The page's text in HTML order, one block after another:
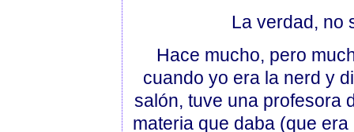
La verdad, no
Hace mucho, pero
cuando yo era la nerd y
salón, tuve una profesora
materia que daba (que